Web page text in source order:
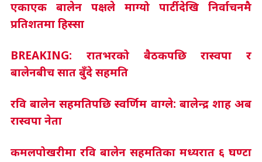
एकाएक बालेन पक्षले माग्यो पार्टीदेखि निर्वाचनमै
प्रतिशतमा हिस्सा
BREAKING: रातभरको बैठकपछि रास्वपा र
बालेनबीच सात बुँदे सहमति
रवि बालेन सहमतिपछि स्वर्णिम वाग्ले: बालेन्द्र शाह अब
रास्वपा नेता
कमलपोखरीमा रवि बालेन सहमतिका मध्यरात ६ घण्टा